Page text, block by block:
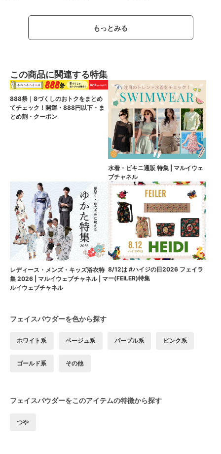
もっとみる
この商品に関連する特集
888祭｜8づくしのおトクをまとめ
てチェック！開運・888円以下・ま
とめ割・クーポン
水着・ビキニ通販 特集 | マルイウェ
ブチャネル
レディース・メンズ・キッズ浴衣特
集 2026 | マルイウェブチャネル | マ
ルイウェブチャネル
8/12は #ハイジの日2026 フェイラ
ー(FEILER)特集
フェイスパウダーを色から探す
ホワイト系 ベージュ系 パープル系 ピンク系
ゴールド系 その他
フェイスパウダーをこのアイテムの特徴から探す
つや